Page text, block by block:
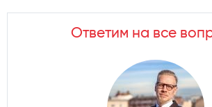
Ответим на все